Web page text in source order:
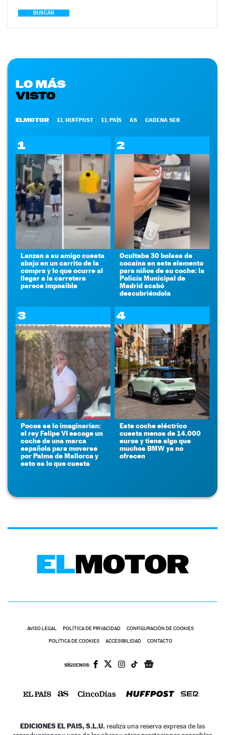
BUSCAR
LO MÁS
VISTO
ELMOTOR EL HUFFPOST EL PAÍS AS CADENA SER
1
Lanzan a su amigo cuesta
abajo en un carrito de la
compra y lo que ocurre al
llegar a la carretera
parece imposible
2
Ocultaba 30 bolsas de
cocaína en este elemento
para niños de su coche: la
Policía Municipal de
Madrid acabó
descubriéndola
3
Pocos se lo imaginarían:
el rey Felipe VI escoge un
coche de una marca
española para moverse
por Palma de Mallorca y
esto es lo que cuesta
4
Este coche eléctrico
cuesta menos de 14.000
euros y tiene algo que
muchos BMW ya no
ofrecen
AVISO LEGAL POLÍTICA DE PRIVACIDAD CONFIGURACIÓN DE COOKIES
POLÍTICA DE COOKIES ACCESIBILIDAD CONTACTO
SÍGUENOS:
EDICIONES EL PAIS, S.L.U. realiza una reserva expresa de las